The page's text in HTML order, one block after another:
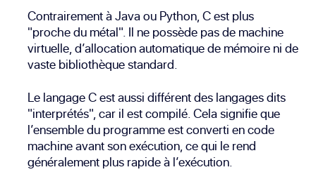
Contrairement à Java ou Python, C est plus
"proche du métal". Il ne possède pas de machine
virtuelle, d’allocation automatique de mémoire ni de
vaste bibliothèque standard.
Le langage C est aussi différent des langages dits
"interprétés", car il est compilé. Cela signifie que
l’ensemble du programme est converti en code
machine avant son exécution, ce qui le rend
généralement plus rapide à l’exécution.